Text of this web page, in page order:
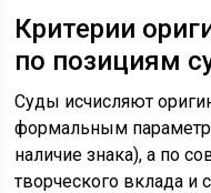
Критерии
по позициям
Суды исчисляют
формальным
наличие знака), а по
творческого вклада и